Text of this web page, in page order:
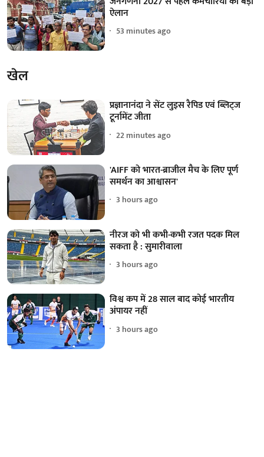
ऐलान
53 minutes ago
खेल
प्रज्ञानानंदा ने सेंट लुइस रैपिड एवं ब्लिट्ज
टूर्नामेंट जीता
22 minutes ago
'AIFF को भारत-ब्राजील मैच के लिए पूर्ण
समर्थन का आश्वासन'
3 hours ago
नीरज को भी कभी-कभी रजत पदक मिल
सकता है : सुमारीवाला
3 hours ago
विश्व कप में 28 साल बाद कोई भारतीय
अंपायर नहीं
3 hours ago